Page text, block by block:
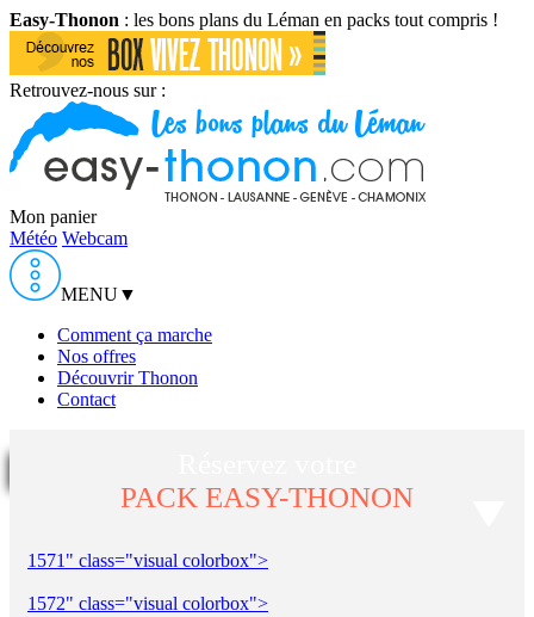
Easy-Thonon : les bons plans du Léman en packs tout compris !
Retrouvez-nous sur :
Mon panier
Météo Webcam
MENU▼
Comment ça marche
Nos offres
Découvrir Thonon
Contact
PACK EASY-THONON
1571" class="visual colorbox">
1572" class="visual colorbox">